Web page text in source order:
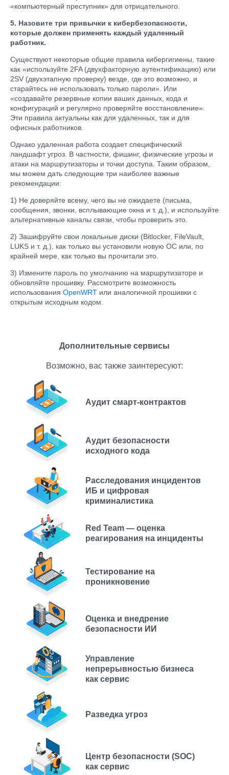
«компьютерный преступник» для отрицательного.
5. Назовите три привычки к кибербезопасности,
которые должен применять каждый удаленный
работник.
Существуют некоторые общие правила кибергигиены, такие
как «используйте 2FA (двухфакторную аутентификацию) или
2SV (двухэтапную проверку) везде, где это возможно, и
старайтесь не использовать только пароли». Или
«создавайте резервные копии ваших данных, кода и
конфигураций и регулярно проверяйте восстановление».
Эти правила актуальны как для удаленных, так и для
офисных работников.
Однако удаленная работа создает специфический
ландшафт угроз. В частности, фишинг, физические угрозы и
атаки на маршрутизаторы и точки доступа. Таким образом,
мы можем дать следующие три наиболее важные
рекомендации:
1) Не доверяйте всему, чего вы не ожидаете (письма,
сообщения, звонки, всплывающие окна и т. д.), и используйте
альтернативные каналы связи, чтобы проверить это.
2) Зашифруйте свои локальные диски (Bitlocker, FileVault,
LUKS и т. д.), как только вы установили новую ОС или, по
крайней мере, как только вы прочитали это.
3) Измените пароль по умолчанию на маршрутизаторе и
обновляйте прошивку. Рассмотрите возможность
использования OpenWRT или аналогичной прошивки с
открытым исходным кодом.
Дополнительные сервисы
Возможно, вас также заинтересуют:
Аудит смарт-контрактов
Аудит безопасности
исходного кода
Расследования инцидентов
ИБ и цифровая
криминалистика
Red Team — оценка
реагирования на инциденты
Тестирование на
проникновение
Оценка и внедрение
безопасности ИИ
Управление
непрерывностью бизнеса
как сервис
Разведка угроз
Центр безопасности (SOC)
как сервис